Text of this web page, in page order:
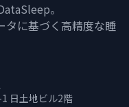
。
タに基づく高精度な睡
日土地ビル2階